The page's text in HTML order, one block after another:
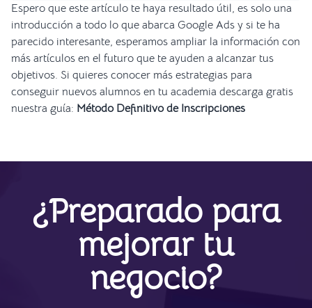
Espero que este artículo te haya resultado útil, es solo una
introducción a todo lo que abarca Google Ads y si te ha
parecido interesante, esperamos ampliar la información con
más artículos en el futuro que te ayuden a alcanzar tus
objetivos. Si quieres conocer más estrategias para
conseguir nuevos alumnos en tu academia descarga gratis
nuestra guía: Método Definitivo de Inscripciones
¿Preparado para
mejorar tu
negocio?